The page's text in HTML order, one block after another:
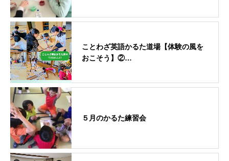
ことわざ英語かるた道場【体験の風を
おこそう】②…
５月のかるた練習会